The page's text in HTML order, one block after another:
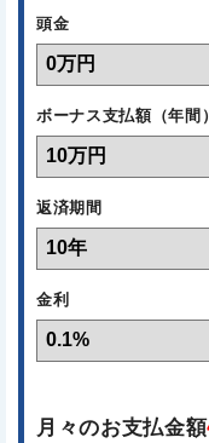
頭金
ボーナス支払額（年間）
返済期間
金利
月々のお支払金額